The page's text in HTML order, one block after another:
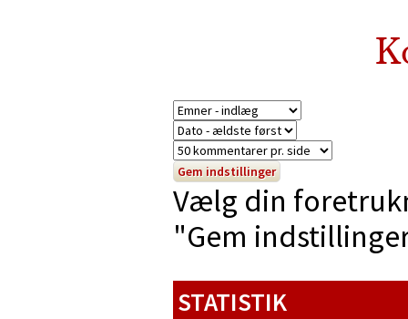
Vælg din
"Gem
STATISTIK